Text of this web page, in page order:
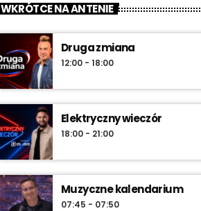
Od świtu do południa
„Od świtu do południa” – poranny program
Radia Vanessa od poniedziałku do soboty w
godz. 6:00–12:00. Jakub Koniński serwuje
wydarzeń i najlepszą muzykę, która
towarzyszy od pierwszych chwil dnia aż do
południa.
WKRÓTCE NA ANTENIE
Druga zmiana
12:00 - 18:00
Elektryczny wieczór
18:00 - 21:00
Muzyczne kalendarium
07:45 - 07:50